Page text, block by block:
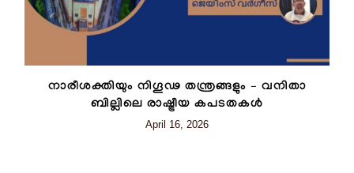
നാരീശക്തിയും നിഗൂഢ തന്ത്രങ്ങളും – വനിതാ
ബില്ലിലെ രാഷ്ട്രീയ കപടതകൾ
April 16, 2026